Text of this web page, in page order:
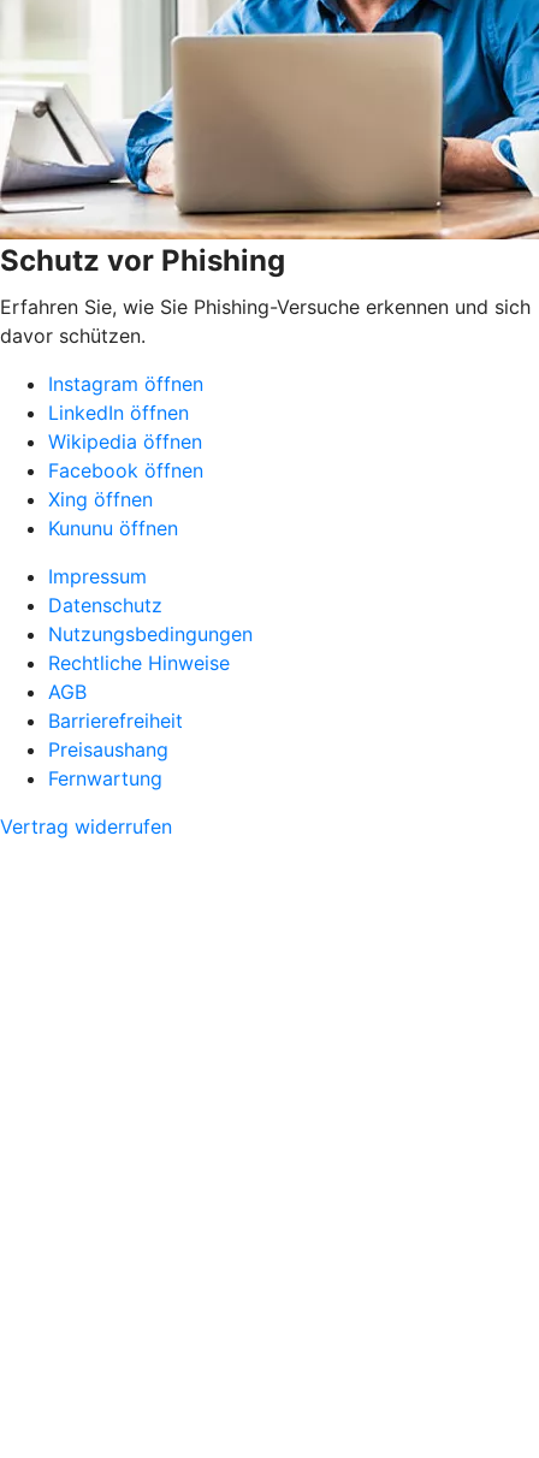
Schutz vor Phishing
Erfahren Sie, wie Sie Phishing-Versuche erkennen und sich
davor schützen.
Instagram öffnen
LinkedIn öffnen
Wikipedia öffnen
Facebook öffnen
Xing öffnen
Kununu öffnen
Impressum
Datenschutz
Nutzungsbedingungen
Rechtliche Hinweise
AGB
Barrierefreiheit
Preisaushang
Fernwartung
Vertrag widerrufen